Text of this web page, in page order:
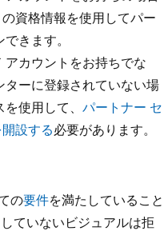
資格情報を使用してパー
きます。
カウントをお持ちでな
ターに登録されていない場
使用して、 パートナー セ
設する必要があります。
の要件を満たしていること
ていないビジュアルは拒